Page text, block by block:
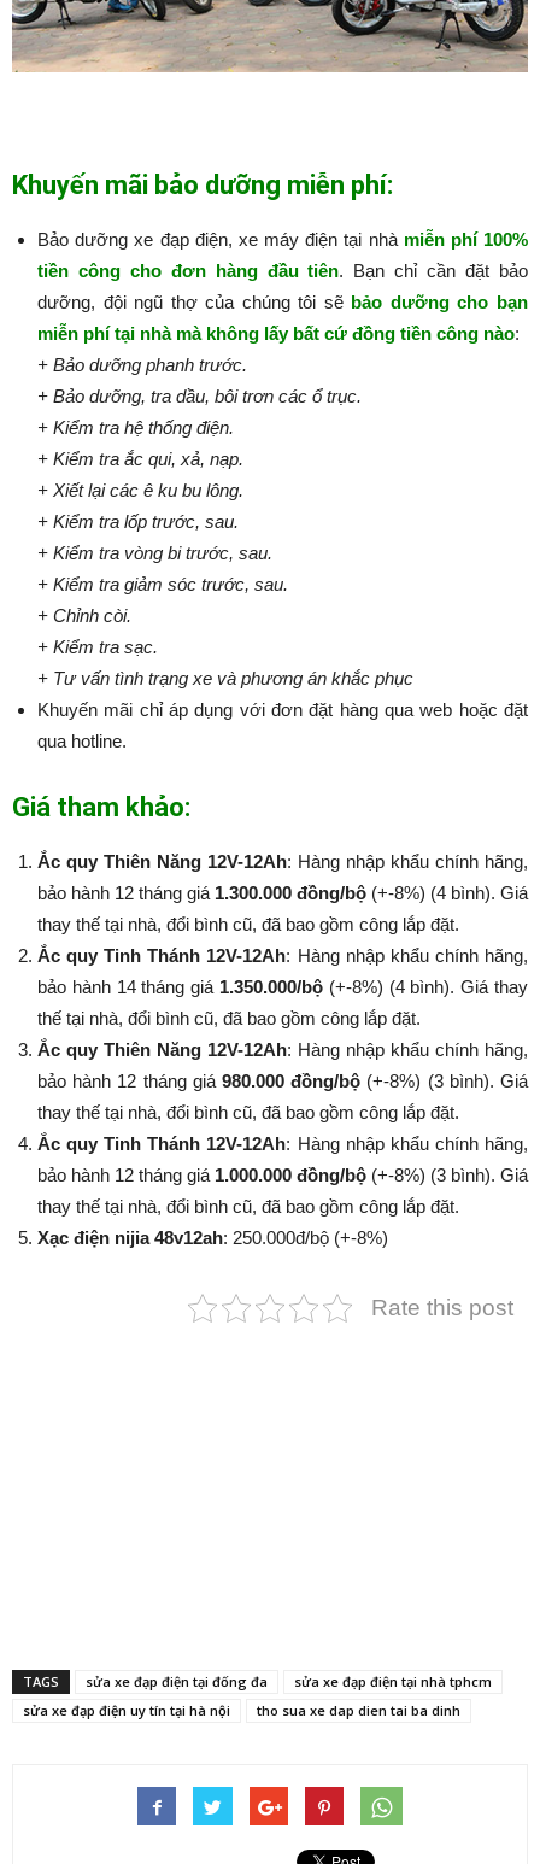
Khuyến mãi bảo dưỡng miễn phí:
Bảo dưỡng xe đạp điện, xe máy điện tại nhà miễn phí 100%
tiền công cho đơn hàng đầu tiên. Bạn chỉ cần đặt bảo
dưỡng, đội ngũ thợ của chúng tôi sẽ bảo dưỡng cho bạn
miễn phí tại nhà mà không lấy bất cứ đồng tiền công nào:​​​​​
+ Bảo dưỡng phanh trước.
+ Bảo dưỡng, tra dầu, bôi trơn các ổ trục.
+ Kiểm tra hệ thống điện.
+ Kiểm tra ắc qui, xả, nạp.
+ Xiết lại các ê ku bu lông.
+ Kiểm tra lốp trước, sau.
+ Kiểm tra vòng bi trước, sau.
+ Kiểm tra giảm sóc trước, sau.
+ Chỉnh còi.
+ Kiểm tra sạc.
+ Tư vấn tình trạng xe và phương án khắc phục
Khuyến mãi chỉ áp dụng với đơn đặt hàng qua web hoặc đặt
qua hotline.
Giá tham khảo:
Ắc quy Thiên Năng 12V-12Ah: Hàng nhập khẩu chính hãng,
bảo hành 12 tháng giá 1.300.000 đồng/bộ (+-8%) (4 bình). Giá
thay thế tại nhà, đổi bình cũ, đã bao gồm công lắp đặt.
Ắc quy Tinh Thánh 12V-12Ah: Hàng nhập khẩu chính hãng,
bảo hành 14 tháng giá 1.350.000/bộ (+-8%​​​​​​​) (4 bình). Giá thay
thế tại nhà, đổi bình cũ, đã bao gồm công lắp đặt.
Ắc quy Thiên Năng 12V-12Ah: Hàng nhập khẩu chính hãng,
bảo hành 12 tháng giá 980.000 đồng/bộ (+-8%​​​​​​​) (3 bình). Giá
thay thế tại nhà, đổi bình cũ, đã bao gồm công lắp đặt.
Ắc quy Tinh Thánh 12V-12Ah: Hàng nhập khẩu chính hãng,
bảo hành 12 tháng giá 1.000.000 đồng/bộ (+-8%​​​​​​​) (3 bình). Giá
thay thế tại nhà, đổi bình cũ, đã bao gồm công lắp đặt.
Xạc điện nijia 48v12ah: 250.000đ/bộ (+-8%​​​​​​​)
Rate this post
TAGS sửa xe đạp điện tại đống đa
sửa xe đạp điện tại nhà tphcm
sửa xe đạp điện uy tín tại hà nội
tho sua xe dap dien tai ba dinh